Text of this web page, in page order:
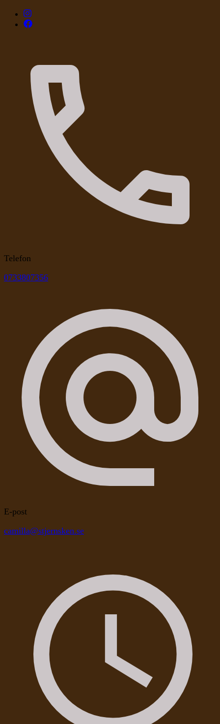
Telefon
0733807356
E-post
camilla@stjernsken.se